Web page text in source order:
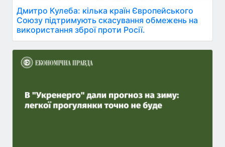
Дмитро Кулеба: кілька країн Європейського
Союзу підтримують скасування обмежень на
використання зброї проти Росії.